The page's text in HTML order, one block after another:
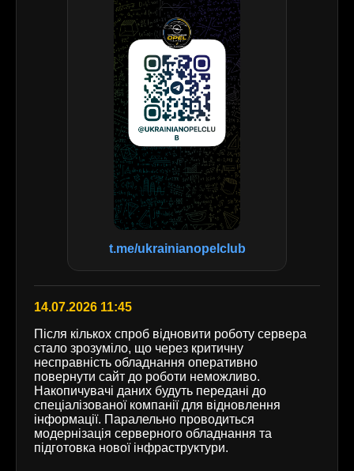
t.me/ukrainianopelclub
14.07.2026 11:45
Після кількох спроб відновити роботу сервера
стало зрозуміло, що через критичну
несправність обладнання оперативно
повернути сайт до роботи неможливо.
Накопичувачі даних будуть передані до
спеціалізованої компанії для відновлення
інформації. Паралельно проводиться
модернізація серверного обладнання та
підготовка нової інфраструктури.